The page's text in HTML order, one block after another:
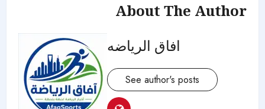
About The Author
افاق الرياضه
See author's posts